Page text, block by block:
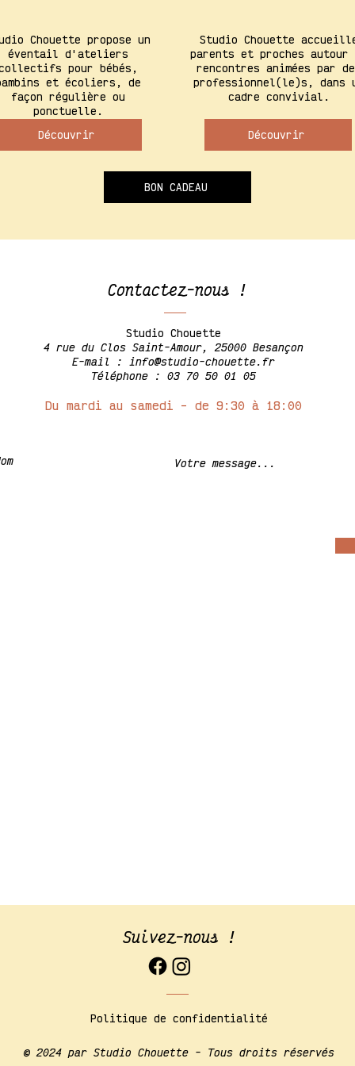
Chouette propose un
éventail d'ateliers
pour bébés,
et écoliers, de
façon régulière ou
ponctuelle.
Découvrir
Studio Chouette
parents et proches autour
rencontres animées par
professionnel(le)s, dans
cadre convivial.
Découvrir
BON CADEAU
Studio Chouette
4 rue du Clos Saint-Amour, 25000 Besançon
E-mail : info@studio-chouette.fr
Téléphone : 03 70 50 01 05
Du mardi au samedi - de 9:30 à 18:00
Contactez-nous !
Suivez-nous !
Politique de confidentialité
​© 2024 par Studio Chouette - Tous droits réservés​